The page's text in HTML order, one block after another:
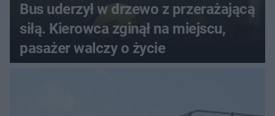
Bus uderzył w drzewo z przerażającą
siłą. Kierowca zginął na miejscu,
pasażer walczy o życie